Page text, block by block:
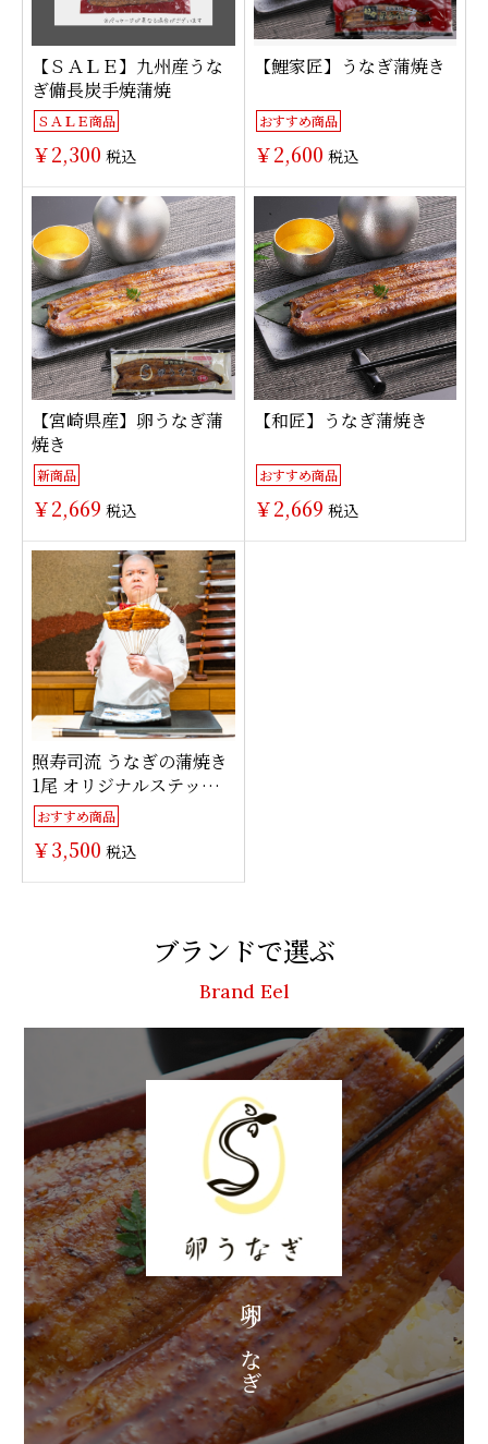
【ＳＡＬＥ】九州産うな
ぎ備長炭手焼蒲焼
ＳＡＬＥ商品
￥2,300 税込
【鯉家匠】うなぎ蒲焼き
おすすめ商品
￥2,600 税込
【宮崎県産】卵うなぎ蒲
焼き
新商品
￥2,669 税込
【和匠】うなぎ蒲焼き
おすすめ商品
￥2,669 税込
照寿司流 うなぎの蒲焼き
1尾 オリジナルステッカ
ー付きセット
おすすめ商品
￥3,500 税込
ブランドで選ぶ
Brand Eel
卵うなぎ